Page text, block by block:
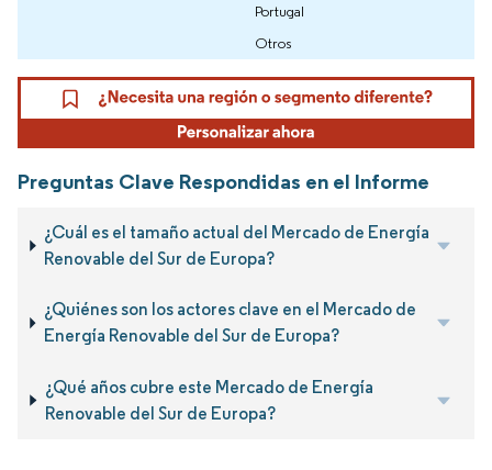
Portugal
Otros
Preguntas Clave Respondidas en el Informe
¿Cuál es el tamaño actual del Mercado de Energía
Renovable del Sur de Europa?
¿Quiénes son los actores clave en el Mercado de
Energía Renovable del Sur de Europa?
¿Qué años cubre este Mercado de Energía
Renovable del Sur de Europa?